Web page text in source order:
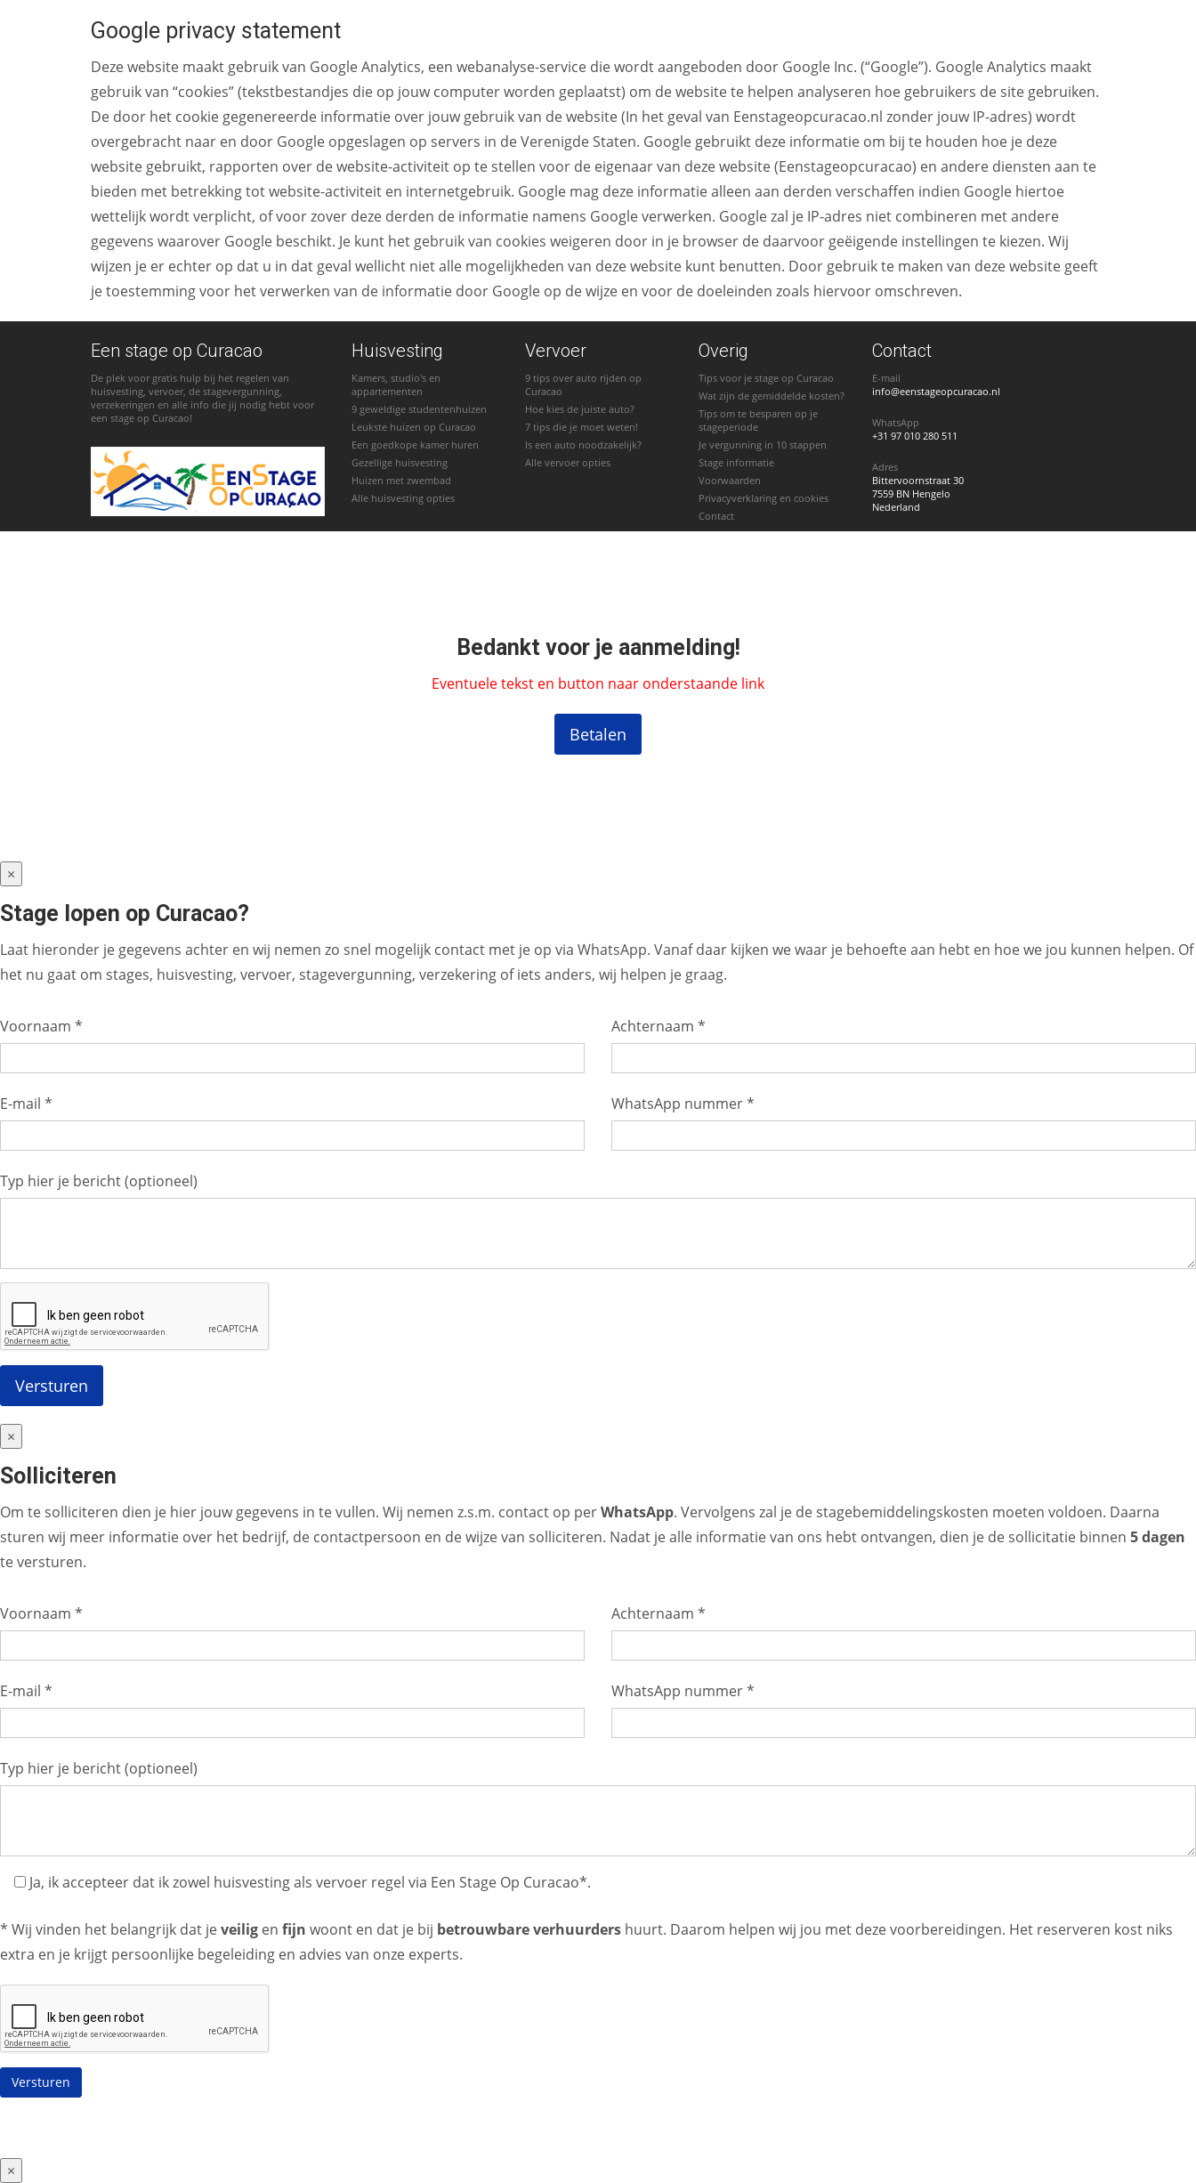
Google privacy statement
Deze website maakt gebruik van Google Analytics, een webanalyse-service die wordt aangeboden door Google Inc. (“Google”). Google Analytics maakt
gebruik van “cookies” (tekstbestandjes die op jouw computer worden geplaatst) om de website te helpen analyseren hoe gebruikers de site gebruiken.
De door het cookie gegenereerde informatie over jouw gebruik van de website (In het geval van Eenstageopcuracao.nl zonder jouw IP-adres) wordt
overgebracht naar en door Google opgeslagen op servers in de Verenigde Staten. Google gebruikt deze informatie om bij te houden hoe je deze
website gebruikt, rapporten over de website-activiteit op te stellen voor de eigenaar van deze website (Eenstageopcuracao) en andere diensten aan te
bieden met betrekking tot website-activiteit en internetgebruik. Google mag deze informatie alleen aan derden verschaffen indien Google hiertoe
wettelijk wordt verplicht, of voor zover deze derden de informatie namens Google verwerken. Google zal je IP-adres niet combineren met andere
gegevens waarover Google beschikt. Je kunt het gebruik van cookies weigeren door in je browser de daarvoor geëigende instellingen te kiezen. Wij
wijzen je er echter op dat u in dat geval wellicht niet alle mogelijkheden van deze website kunt benutten. Door gebruik te maken van deze website geeft
je toestemming voor het verwerken van de informatie door Google op de wijze en voor de doeleinden zoals hiervoor omschreven.
Een stage op Curacao
De plek voor gratis hulp bij het regelen van
huisvesting, vervoer, de stagevergunning,
verzekeringen en alle info die jij nodig hebt voor
een stage op Curacao!
Huisvesting
Kamers, studio's en
appartementen
9 geweldige studentenhuizen
Leukste huizen op Curacao
Een goedkope kamer huren
Gezellige huisvesting
Huizen met zwembad
Alle huisvesting opties
Vervoer
9 tips over auto rijden op
Curacao
Hoe kies de juiste auto?
7 tips die je moet weten!
Is een auto noodzakelijk?
Alle vervoer opties
Overig
Tips voor je stage op Curacao
Wat zijn de gemiddelde kosten?
Tips om te besparen op je
stageperiode
Je vergunning in 10 stappen
Stage informatie
Voorwaarden
Privacyverklaring en cookies
Contact
Contact
E-mail
info@eenstageopcuracao.nl
WhatsApp
+31 97 010 280 511
Adres
Bittervoornstraat 30
7559 BN Hengelo
Nederland
Bedankt voor je aanmelding!
Eventuele tekst en button naar onderstaande link
Betalen
×
Stage lopen op Curacao?
Laat hieronder je gegevens achter en wij nemen zo snel mogelijk contact met je op via WhatsApp. Vanaf daar kijken we waar je behoefte aan hebt en hoe we jou kunnen helpen. Of
het nu gaat om stages, huisvesting, vervoer, stagevergunning, verzekering of iets anders, wij helpen je graag.
Voornaam * Achternaam *
E-mail * WhatsApp nummer *
Typ hier je bericht (optioneel)
×
Solliciteren
Om te solliciteren dien je hier jouw gegevens in te vullen. Wij nemen z.s.m. contact op perWhatsApp. Vervolgens zal je de stagebemiddelingskosten moeten voldoen. Daarna
sturen wij meer informatie over het bedrijf, de contactpersoon en de wijze van solliciteren. Nadat je alle informatie van ons hebt ontvangen, dien je de sollicitatie binnen 5 dagen
te versturen.
Voornaam * Achternaam *
E-mail * WhatsApp nummer *
Typ hier je bericht (optioneel)
Ja, ik accepteer dat ik zowel huisvesting als vervoer regel via Een Stage Op Curacao*.
* Wij vinden het belangrijk dat jeveilig en fijn woont en dat je bij betrouwbare verhuurders huurt. Daarom helpen wij jou met deze voorbereidingen. Het reserveren kost niks
extra en je krijgt persoonlijke begeleiding en advies van onze experts.
×